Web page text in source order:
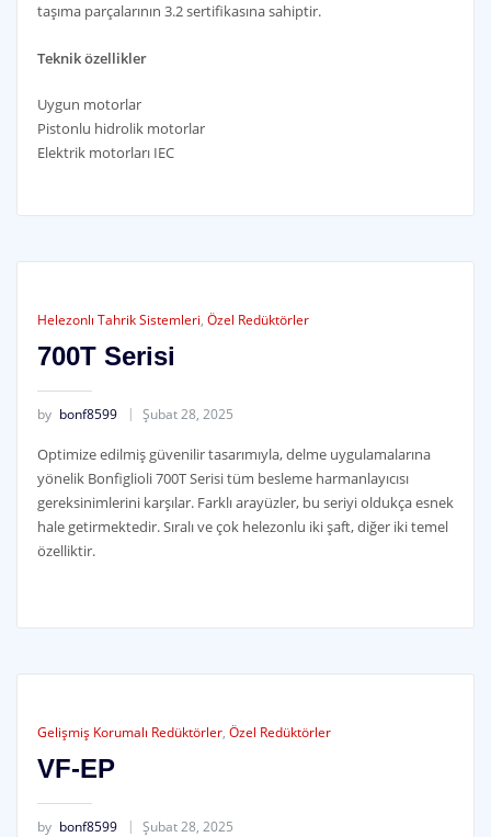
taşıma parçalarının 3.2 sertifikasına sahiptir.
Teknik özellikler
Uygun motorlar
Pistonlu hidrolik motorlar
Elektrik motorları IEC
Helezonlı Tahrik Sistemleri, Özel Redüktörler
700T Serisi
by bonf8599 Şubat 28, 2025
Optimize edilmiş güvenilir tasarımıyla, delme uygulamalarına
yönelik Bonfiglioli 700T Serisi tüm besleme harmanlayıcısı
gereksinimlerini karşılar. Farklı arayüzler, bu seriyi oldukça esnek
hale getirmektedir. Sıralı ve çok helezonlu iki şaft, diğer iki temel
özelliktir.
Gelişmiş Korumalı Redüktörler, Özel Redüktörler
VF-EP
by bonf8599 Şubat 28, 2025